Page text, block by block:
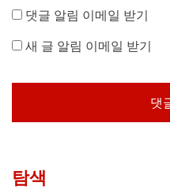
댓글 알림 이메일 받기
새 글 알림 이메일 받기
탐색